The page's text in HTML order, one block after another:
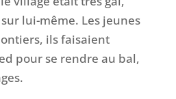
lui-même. Les jeunes
ils faisaient
pour se rendre au bal,